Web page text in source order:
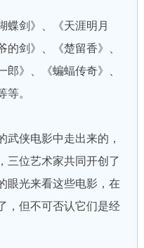
剑》、《天涯明月
的剑》、《楚留香》、
郎》、《蝙蝠传奇》、
等。
侠电影中走出来的，
三位艺术家共同开创了
眼光来看这些电影，在
，但不可否认它们是经